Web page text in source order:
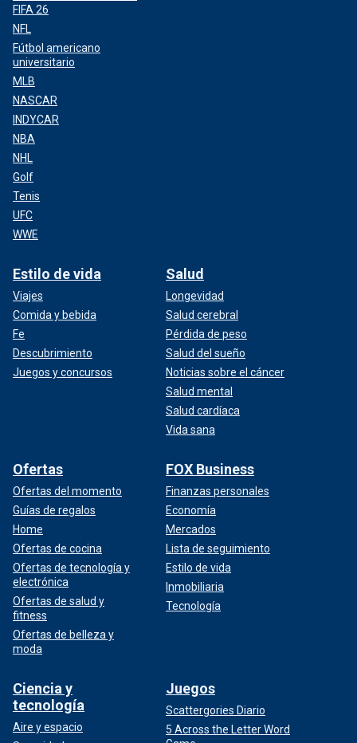
FIFA 26
NFL
Fútbol americano
universitario
MLB
NASCAR
INDYCAR
NBA
NHL
Golf
Tenis
UFC
WWE
Estilo de vida
Viajes
Comida y bebida
Fe
Descubrimiento
Juegos y concursos
Salud
Longevidad
Salud cerebral
Pérdida de peso
Salud del sueño
Noticias sobre el cáncer
Salud mental
Salud cardíaca
Vida sana
Ofertas
Ofertas del momento
Guías de regalos
Home
Ofertas de cocina
Ofertas de tecnología y
electrónica
Ofertas de salud y
fitness
Ofertas de belleza y
moda
FOX Business
Finanzas personales
Economía
Mercados
Lista de seguimiento
Estilo de vida
Inmobiliaria
Tecnología
Ciencia y
tecnología
Aire y espacio
Juegos
Scattergories Diario
5 Across the Letter Word